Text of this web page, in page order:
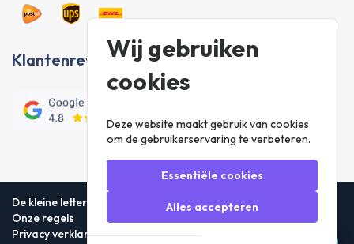
Klantenreviews
De kleine lettertjes
Onze regels
Privacy verklaring
Wij gebruiken
cookies
Deze website maakt gebruik van cookies
om de gebruikerservaring te verbeteren.
Essentiële cookies
Alles accepteren